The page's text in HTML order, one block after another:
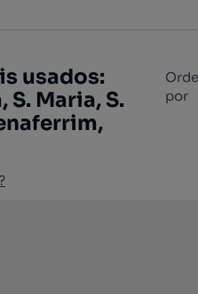
usados:
Maria, S.
por